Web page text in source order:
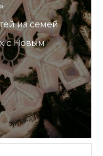
из семей
с Новым